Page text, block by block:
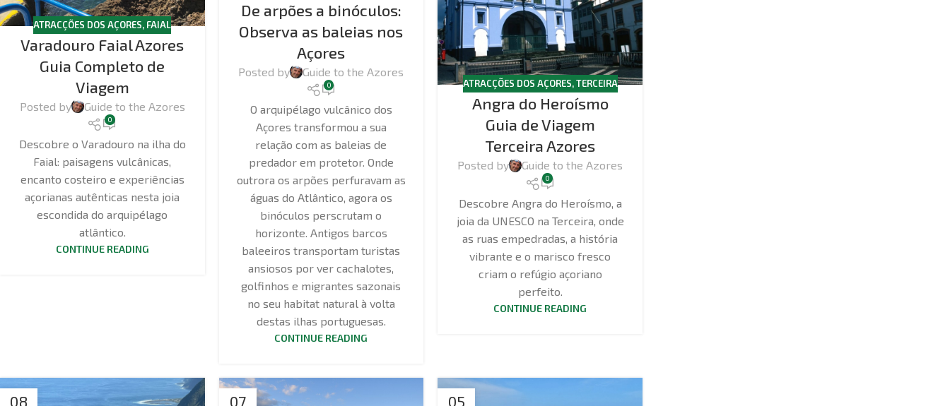
ATRACÇÕES DOS AÇORES, FAIAL
Varadouro Faial Azores
Guia Completo de
Viagem
Posted by Guide to the Azores
0
Descobre o Varadouro na ilha do
Faial: paisagens vulcânicas,
encanto costeiro e experiências
açorianas autênticas nesta joia
escondida do arquipélago
atlântico.
CONTINUE READING
OBSERVAÇÃO DE BALEIAS
De arpões a binóculos:
Observa as baleias nos
Açores
Posted by Guide to the Azores
0
O arquipélago vulcânico dos
Açores transformou a sua
relação com as baleias de
predador em protetor. Onde
outrora os arpões perfuravam as
águas do Atlântico, agora os
binóculos perscrutam o
horizonte. Antigos barcos
baleeiros transportam turistas
ansiosos por ver cachalotes,
golfinhos e migrantes sazonais
no seu habitat natural à volta
destas ilhas portuguesas.
CONTINUE READING
ATRACÇÕES DOS AÇORES,TERCEIRA
Angra do Heroísmo
Guia de Viagem
Terceira Azores
Posted by Guide to the Azores
0
Descobre Angra do Heroísmo, a
joia da UNESCO na Terceira, onde
as ruas empedradas, a história
vibrante e o marisco fresco
criam o refúgio açoriano
perfeito.
CONTINUE READING
08 07 05